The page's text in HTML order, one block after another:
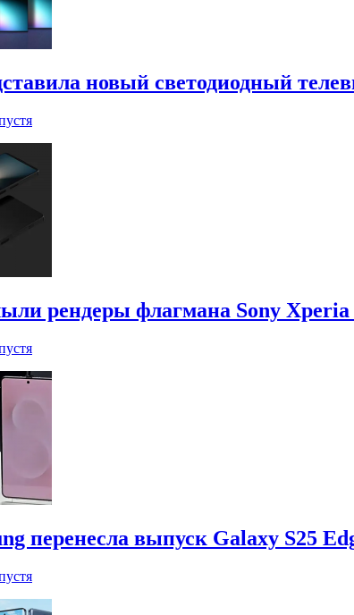
новый светодиодный
рендеры флагмана Sony
перенесла выпуск Galaxy S25